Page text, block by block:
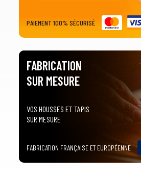
PAIEMENT 100% SÉCURISÉ
FABRICATION
SUR MESURE
VOS HOUSSES ET TAPIS
SUR MESURE
FABRICATION FRANÇAISE ET EUROPÉENNE